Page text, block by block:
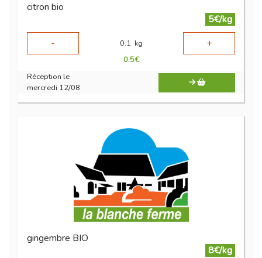
citron bio
5€/kg
-
0.1 kg +
0.5€
Réception le
mercredi 12/08
gingembre BIO
8€/kg